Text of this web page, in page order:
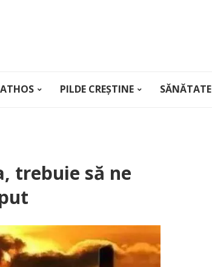
ATHOS PILDE CREȘTINE SĂNĂTATE
trebuie să ne